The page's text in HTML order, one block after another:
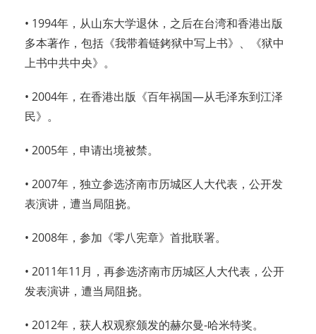
• 1994年，从山东大学退休，之后在台湾和香港出版
多本著作，包括《我带着链銬狱中写上书》、《狱中
上书中共中央》。
• 2004年，在香港出版《百年祸国—从毛泽东到江泽
民》。
• 2005年，申请出境被禁。
• 2007年，独立参选济南市历城区人大代表，公开发
表演讲，遭当局阻挠。
• 2008年，参加《零八宪章》首批联署。
• 2011年11月，再参选济南市历城区人大代表，公开
发表演讲，遭当局阻挠。
• 2012年，获人权观察颁发的赫尔曼-哈米特奖。